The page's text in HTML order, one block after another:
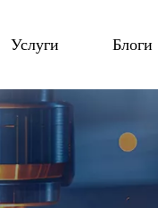
Услуги Блоги